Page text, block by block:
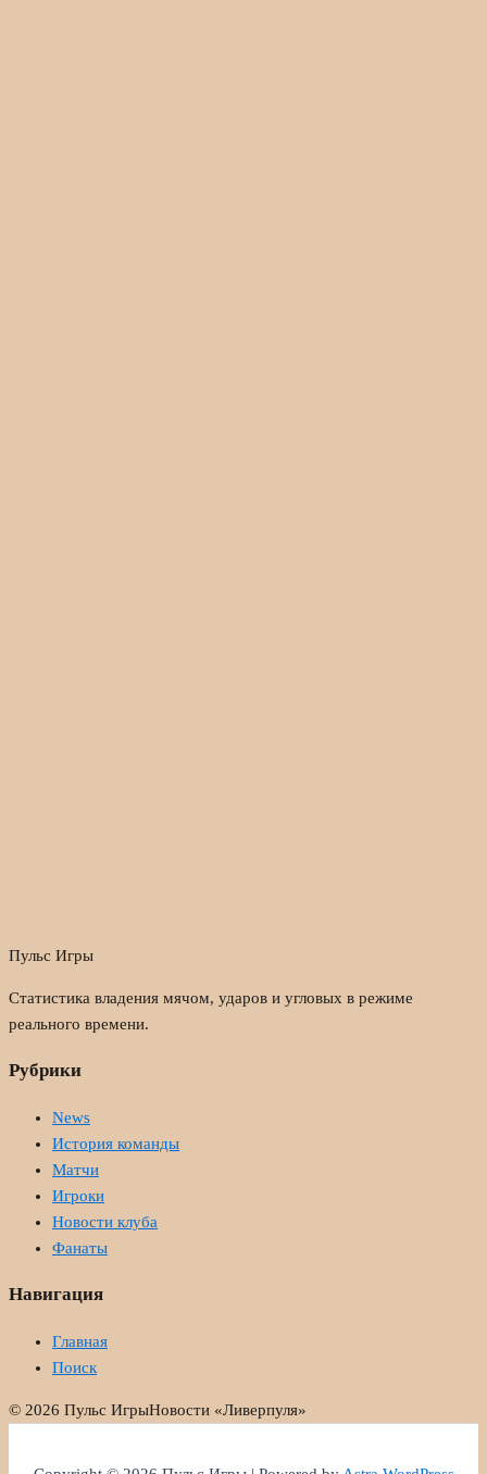
Пульс Игры
Статистика владения мячом, ударов и угловых в режиме
реального времени.
Рубрики
News
История команды
Матчи
Игроки
Новости клуба
Фанаты
Навигация
Главная
Поиск
© 2026 Пульс ИгрыНовости «Ливерпуля»